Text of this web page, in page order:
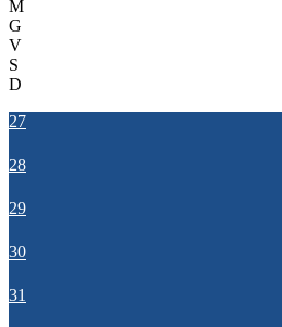
M
G
V
S
D
27
28
29
30
31